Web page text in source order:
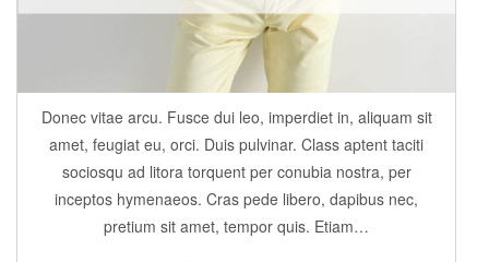
Donec vitae arcu. Fusce dui leo, imperdiet in, aliquam sit
amet, feugiat eu, orci. Duis pulvinar. Class aptent taciti
sociosqu ad litora torquent per conubia nostra, per
inceptos hymenaeos. Cras pede libero, dapibus nec,
pretium sit amet, tempor quis. Etiam…